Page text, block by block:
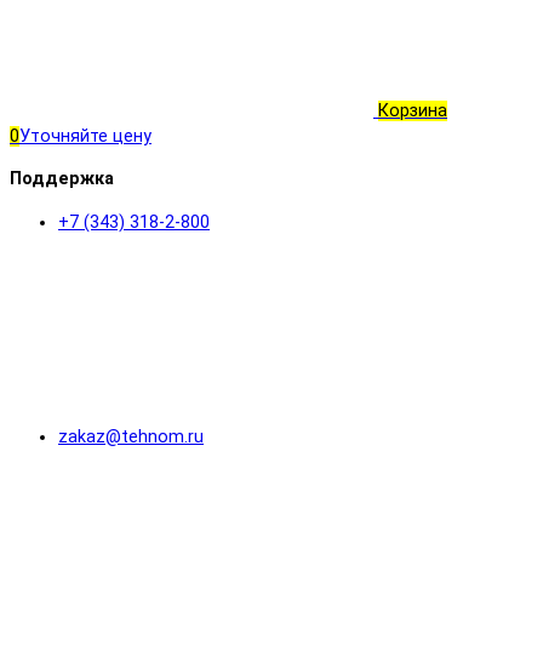
Корзина
0Уточняйте цену
Поддержка
+7 (343) 318-2-800
zakaz@tehnom.ru